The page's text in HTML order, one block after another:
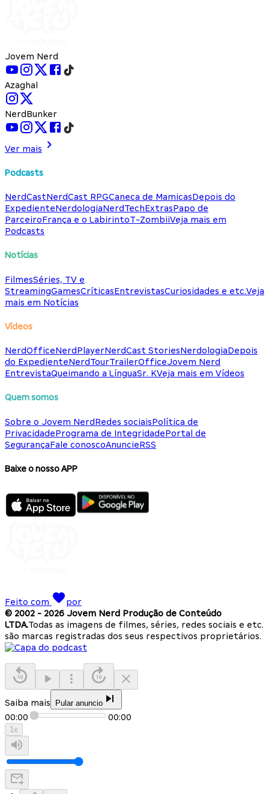
Jovem Nerd
Azaghal
NerdBunker
Ver mais
Podcasts
NerdCastNerdCast RPGCaneca de MamicasDepois do
ExpedienteNerdologiaNerdTechExtrasPapo de
ParceiroFrança e o LabirintoT-ZombiiVeja mais em
Podcasts
Notícias
FilmesSéries, TV e
StreamingGamesCríticasEntrevistasCuriosidades e etc.Veja
mais em Notícias
Vídeos
NerdOfficeNerdPlayerNerdCast StoriesNerdologiaDepois
do ExpedienteNerdTourTrailerOfficeJovem Nerd
EntrevistaQueimando a LínguaSr. KVeja mais em Vídeos
Quem somos
Sobre o Jovem NerdRedes sociaisPolítica de
PrivacidadePrograma de IntegridadePortal de
SegurançaFale conoscoAnuncieRSS
Baixe o nosso APP
Feito com
por
© 2002 - 2026 Jovem Nerd Produção de Conteúdo
LTDA.Todas as imagens de filmes, séries, redes sociais e etc.
são marcas registradas dos seus respectivos proprietários.
Saiba mais Pular anuncio
00:00 00:00
1x